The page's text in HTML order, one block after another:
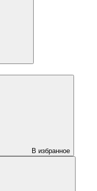
В избранное